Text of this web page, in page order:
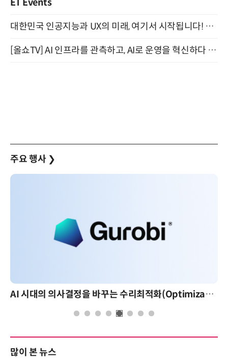
ET Events
대한민국 인공지능과 UX의 미래, 여기서 시작됩니다! UX Korea 2026 - Fall 9월 2일 개최
[올쇼TV] AI 인프라를 관측하고, AI로 운영을 혁신하다 (8월 11일 생방송)
주요 행사 ❯
AI 시대의 의사결정을 바꾸는 수리최적화(Optimization): 실제 산업 적용 사례와 활용 전략 AI 핀옵스
많이 본 뉴스